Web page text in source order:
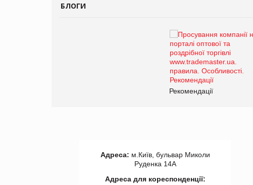
БЛОГИ
Рекомендації
Адреса: м.Київ, бульвар Миколи
Руденка 14А
Адреса для кореспонденції: